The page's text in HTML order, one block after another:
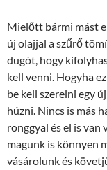
Mielőtt bármi mást
új olajjal a szűrő
dugót, hogy
kell venni. Hogyha
be kell szerelni egy
húzni. Nincs is más
ronggyal és el is van
magunk is könnyen
vásárolunk és